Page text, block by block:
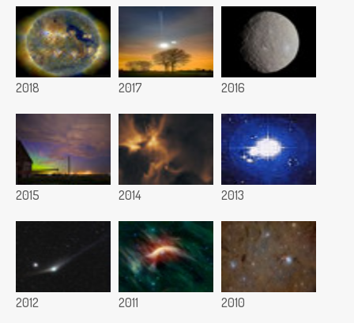
2018 2017 2016
2015 2014 2013
2012 2011 2010